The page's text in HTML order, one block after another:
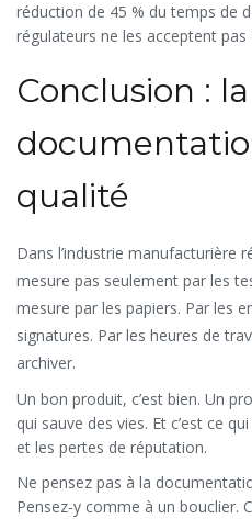
réduction de 45 % du temps de
régulateurs ne les acceptent pas
problème technique - c’est un
Conclusion : la
qualité
Dans l’industrie manufacturière
mesure pas seulement par les
mesure par les papiers. Par les
signatures. Par les heures de
archiver.
Un bon produit, c’est bien. Un
qui sauve des vies. Et c’est ce
et les pertes de réputation.
Ne pensez pas à la
Pensez-y comme à un bouclier.